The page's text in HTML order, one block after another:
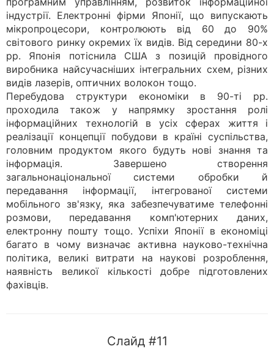
індустрії. Електронні фірми Японії, що випускають
мікропроцесори, контролюють від 60 до 90%
світового ринку окремих їх видів. Від середини 80-х
рр. Японія потіснила США з позицій провідного
виробника найсучасніших інтегральних схем, різних
видів лазерів, оптичних волокон тощо.
Перебудова структури економіки в 90-ті рр.
проходила також у напрямку зростання ролі
інформаційних технологій в усіх сферах життя і
реалізації концепції побудови в країні суспільства,
головним продуктом якого будуть нові знання та
інформація. Завершено створення
загальнонаціональної системи обробки й
передавання інформації, інтегрованої системи
мобільного зв'язку, яка забезпечуватиме телефонні
розмови, передавання комп'ютерних даних,
електронну пошту тощо. Успіхи Японії в економіці
багато в чому визначає активна науково-технічна
політика, великі витрати на наукові розроблення,
наявність великої кількості добре підготовлених
фахівців.
Слайд #11